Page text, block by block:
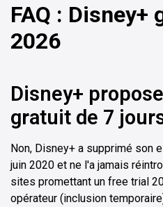
FAQ : Disney+
2026
Disney+
gratuit de 7
Non, Disney+ a supprimé son
juin 2020 et ne l'a jamais
sites promettant un free trial
opérateur (inclusion